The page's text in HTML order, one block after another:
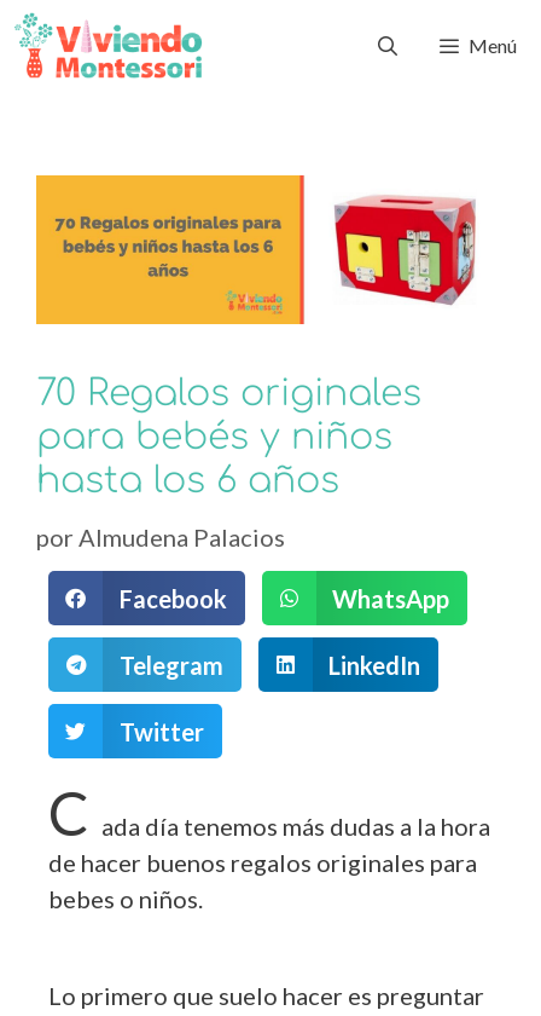
Menú
70 Regalos originales
para bebés y niños
hasta los 6 años
por Almudena Palacios
Facebook WhatsApp
Telegram LinkedIn
Twitter
C ada día tenemos más dudas a la hora
de hacer buenos regalos originales para
bebes o niños.
Lo primero que suelo hacer es preguntar